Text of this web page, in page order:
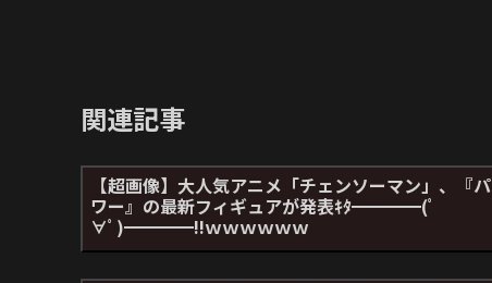
関連記事
【超画像】大人気アニメ「チェンソーマン」、『パ
ワー』の最新フィギュアが発表ｷﾀ━━━━(ﾟ
∀ﾟ)━━━━!!ｗｗｗｗｗｗ